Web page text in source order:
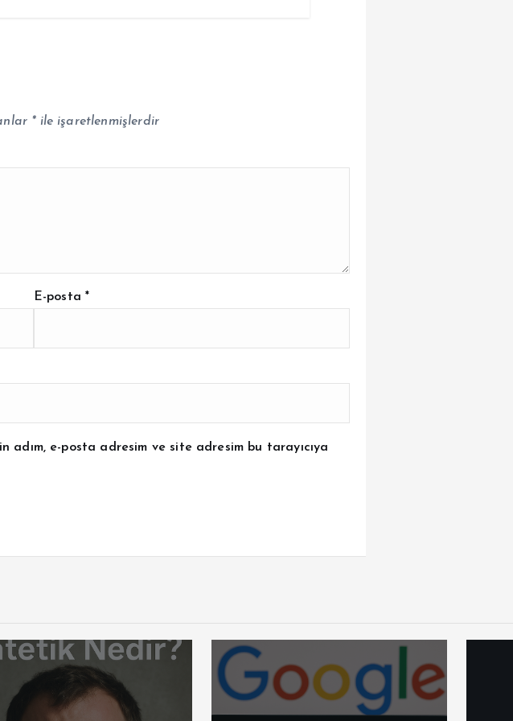
*ile işaretlenmişlerdir
E-posta*
adım, e-posta adresim ve site adresim bu tarayıcıya